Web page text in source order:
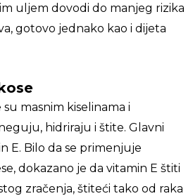
uljem dovodi do manjeg rizika
gotovo jednako kao i dijeta
masnim kiselinama i
hidriraju i štite. Glavni
E. Bilo da se primenjuje
dokazano je da vitamin E štiti
zračenja, štiteći tako od raka